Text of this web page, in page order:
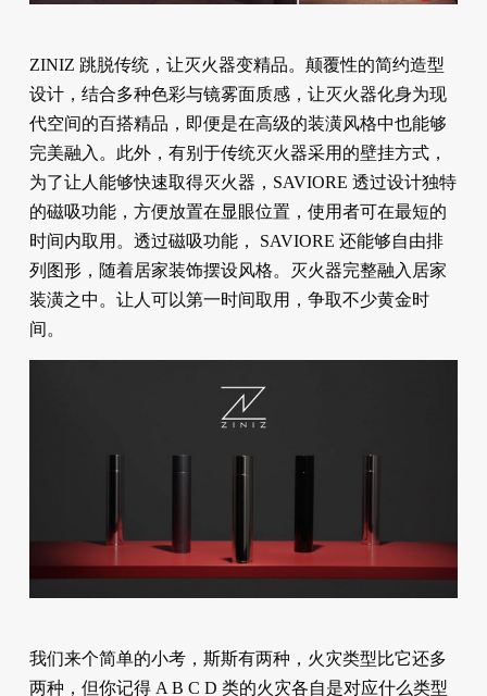
ZINIZ 跳脱传统，让灭火器变精品。颠覆性的简约造型
设计，结合多种色彩与镜雾面质感，让灭火器化身为现
代空间的百搭精品，即便是在高级的装潢风格中也能够
完美融入。此外，有别于传统灭火器采用的壁挂方式，
为了让人能够快速取得灭火器，SAVIORE 透过设计独特
的磁吸功能，方便放置在显眼位置，使用者可在最短的
时间内取用。透过磁吸功能， SAVIORE 还能够自由排
列图形，随着居家装饰摆设风格。灭火器完整融入居家
装潢之中。让人可以第一时间取用，争取不少黄金时
间。
我们来个简单的小考，斯斯有两种，火灾类型比它还多
两种，但你记得 A B C D 类的火灾各自是对应什么类型